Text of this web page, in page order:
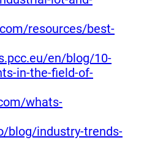
resources/best-
en/blog/10-
in-the-field-of-
whats-
blog/industry-trends-